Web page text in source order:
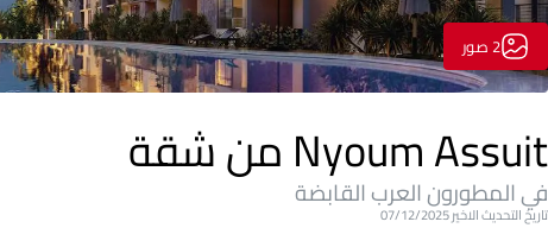
2 صور
Nyoum Assuit من شقة
في المطورون العرب القابضة
تاريخ التحديث الاخير 07/12/2025